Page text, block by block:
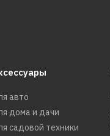
авто
дома и дачи
садовой техники